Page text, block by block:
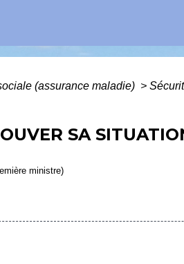
(assurance maladie) >
SA
ministre)